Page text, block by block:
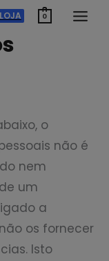
LOJA 0
o
não é
nem
um
a
os fornecer
Isto